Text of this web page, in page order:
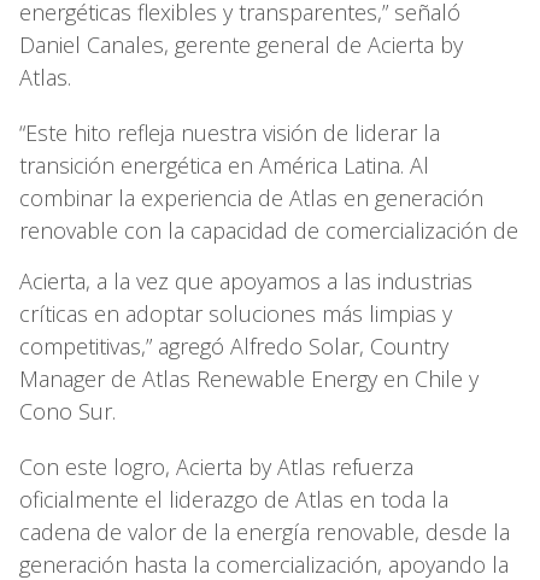
energéticas flexibles y transparentes,” señaló
Daniel Canales, gerente general de Acierta by
Atlas.
“Este hito refleja nuestra visión de liderar la
transición energética en América Latina. Al
combinar la experiencia de Atlas en generación
renovable con la capacidad de comercialización de
Acierta, a la vez que apoyamos a las industrias
críticas en adoptar soluciones más limpias y
competitivas,” agregó Alfredo Solar, Country
Manager de Atlas Renewable Energy en Chile y
Cono Sur.
Con este logro, Acierta by Atlas refuerza
oficialmente el liderazgo de Atlas en toda la
cadena de valor de la energía renovable, desde la
generación hasta la comercialización, apoyando la